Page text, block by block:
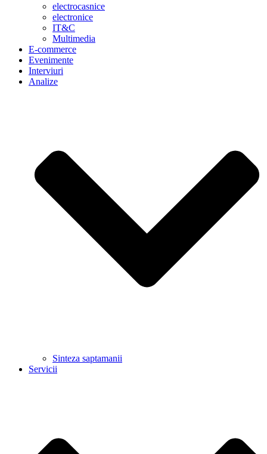
electrocasnice
electronice
IT&C
Multimedia
E-commerce
Evenimente
Interviuri
Analize
Sinteza saptamanii
Servicii